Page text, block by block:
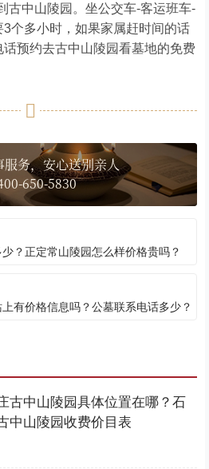
古中山陵园。坐公交车-客运班车-
个多小时，如果家属赶时间的话
预约去古中山陵园看墓地的免费
服务，安心送别亲人
650-5830
？正定常山陵园怎么样价格贵吗？
有价格信息吗？公墓联系电话多少？
古中山陵园具体位置在哪？石
中山陵园收费价目表